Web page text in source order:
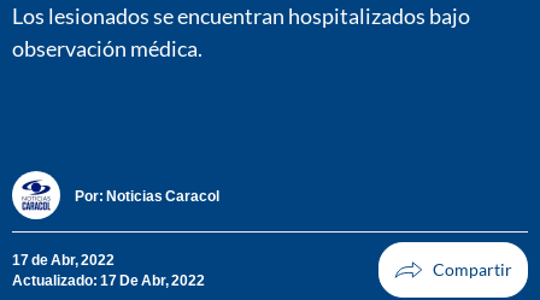
Los lesionados se encuentran hospitalizados bajo
observación médica.
Por: Noticias Caracol
17 de Abr, 2022
Actualizado: 17 De Abr, 2022